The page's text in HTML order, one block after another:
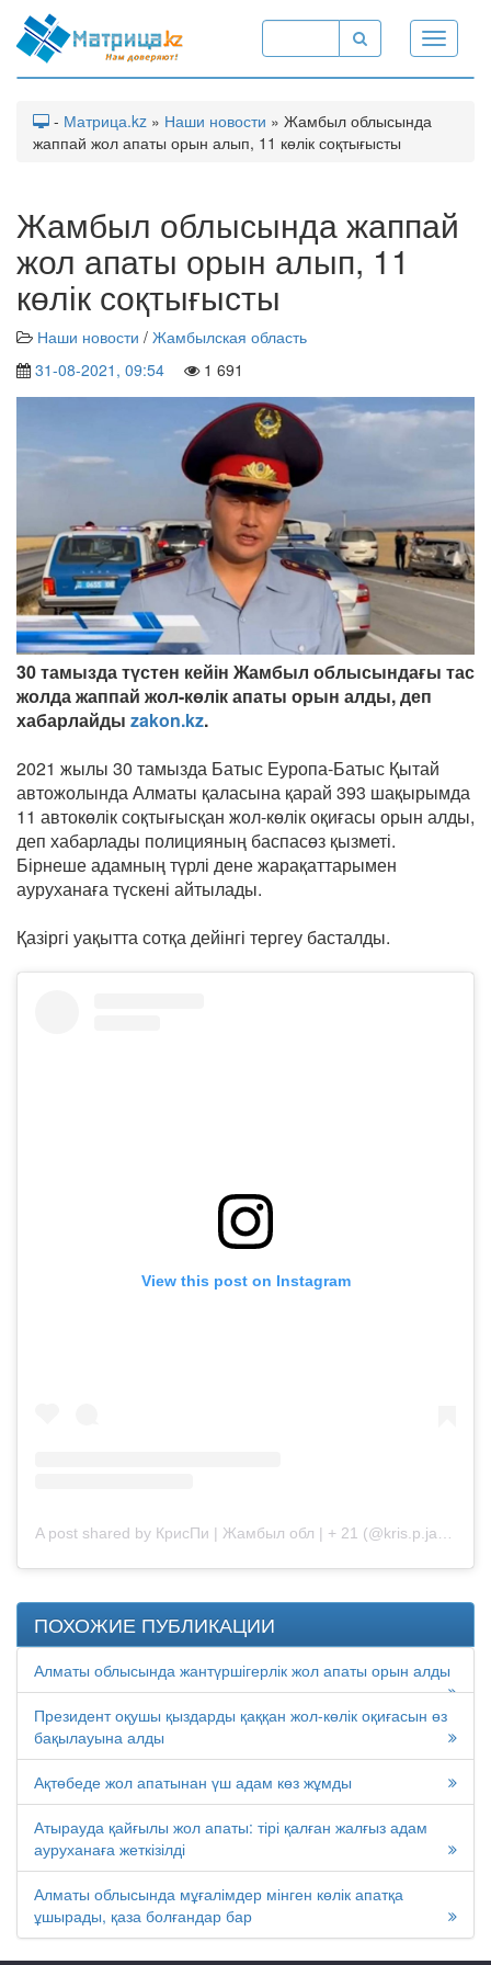
Toggle
- Матрица.kz » Наши новости » Жамбыл облысында
жаппай жол апаты орын алып, 11 көлік соқтығысты
Жамбыл облысында жаппай
жол апаты орын алып, 11
көлік соқтығысты
Наши новости / Жамбылская область
31-08-2021, 09:54
1 691
30 тамызда түстен кейін Жамбыл облысындағы тас
жолда жаппай жол-көлік апаты орын алды, деп
хабарлайды zakon.kz.
2021 жылы 30 тамызда Батыс Еуропа-Батыс Қытай
автожолында Алматы қаласына қарай 393 шақырымда
11 автокөлік соқтығысқан жол-көлік оқиғасы орын алды,
деп хабарлады полицияның баспасөз қызметі.
Бірнеше адамның түрлі дене жарақаттарымен
ауруханаға түскені айтылады.
Қазіргі уақытта сотқа дейінгі тергеу басталды.
View this post on Instagram
A post shared by КрисПи | Жамбыл обл | + 21 (@kris.p.jambyl)
ПОХОЖИЕ ПУБЛИКАЦИИ
Алматы облысында жантүршігерлік жол апаты орын алды
Президент оқушы қыздарды қаққан жол-көлік оқиғасын өз
бақылауына алды
Ақтөбеде жол апатынан үш адам көз жұмды
Атырауда қайғылы жол апаты: тірі қалған жалғыз адам
ауруханаға жеткізілді
Алматы облысында мұғалімдер мінген көлік апатқа
ұшырады, қаза болғандар бар